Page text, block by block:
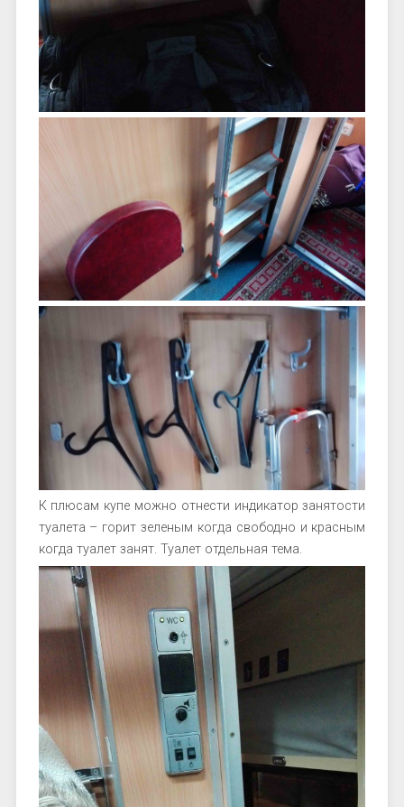
К плюсам купе можно отнести индикатор занятости
туалета – горит зеленым когда свободно и красным
когда туалет занят. Туалет отдельная тема.